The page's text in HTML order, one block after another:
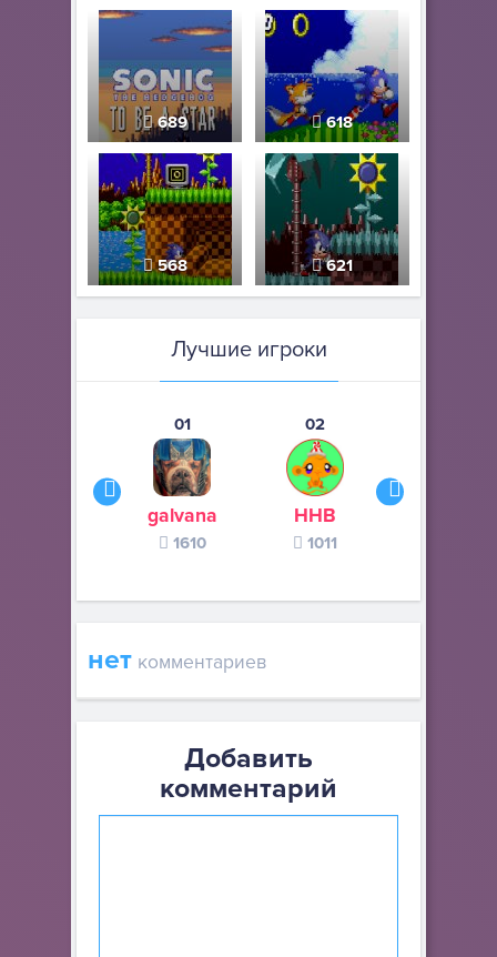
689 618
568 621
Лучшие игроки
01
galvana
1610
02
ННВ
1011
нет комментариев
Добавить
комментарий